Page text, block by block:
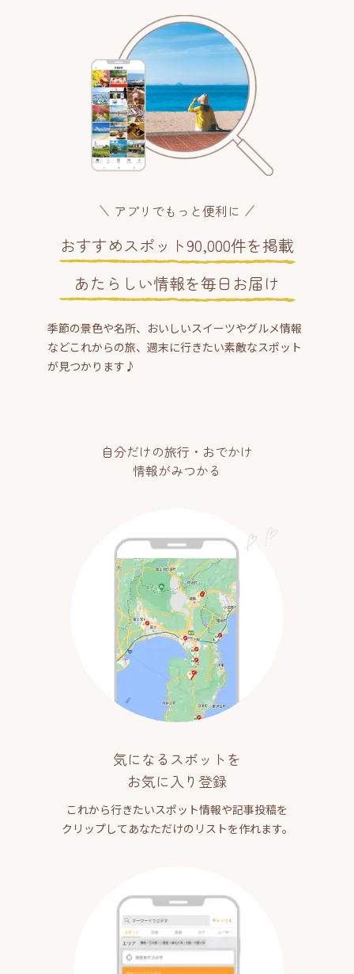
アプリでもっと便利に
おすすめスポット90,000件を掲載
あたらしい情報を毎日お届け
季節の景色や名所、おいしいスイーツやグルメ情報
などこれからの旅、週末に行きたい素敵なスポット
が見つかります♪
自分だけの旅行・おでかけ
情報がみつかる
気になるスポットを
お気に入り登録
これから行きたいスポット情報や記事投稿を
クリップしてあなただけのリストを作れます。